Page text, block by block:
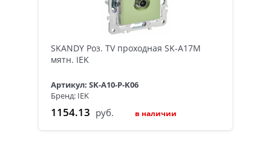
SKANDY Роз. TV проходная SK-A17M
мятн. IEK
Артикул: SK-A10-P-K06
Бренд: IEK
1154.13 руб. в наличии